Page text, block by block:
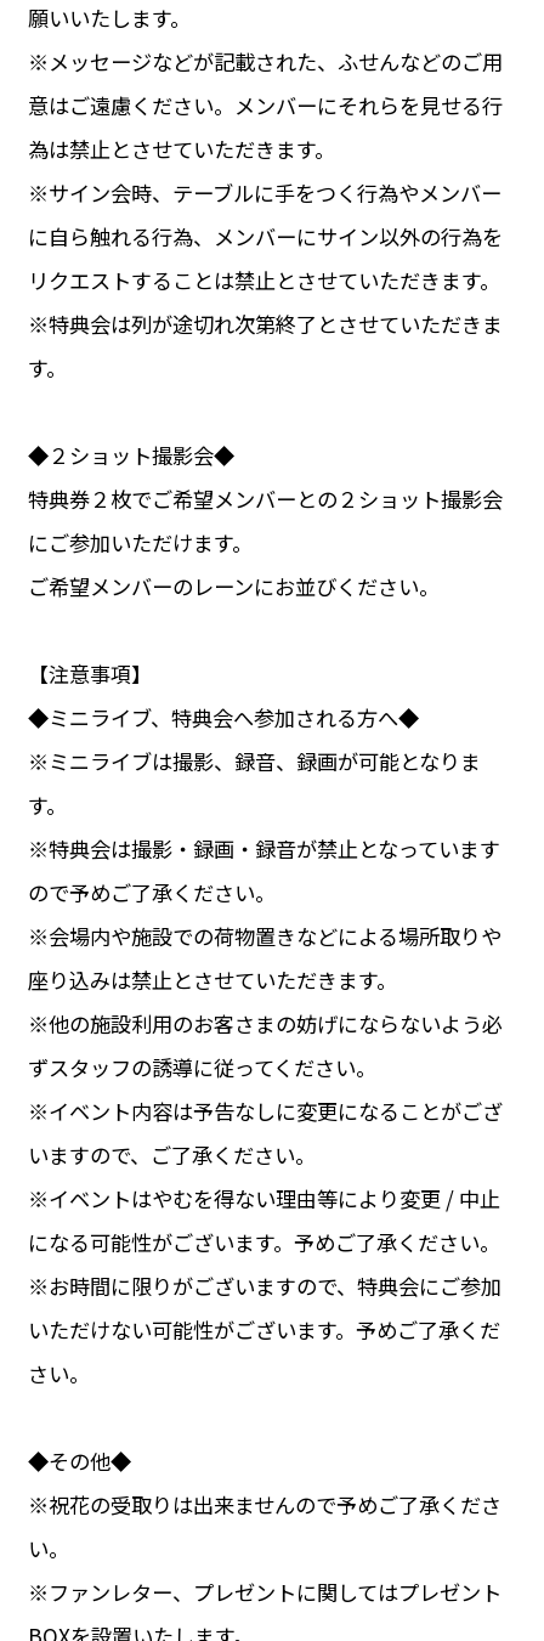
願いいたします。
※メッセージなどが記載された、ふせんなどのご用
意はご遠慮ください。メンバーにそれらを見せる行
為は禁止とさせていただきます。
※サイン会時、テーブルに手をつく行為やメンバー
に自ら触れる行為、メンバーにサイン以外の行為を
リクエストすることは禁止とさせていただきます。
※特典会は列が途切れ次第終了とさせていただきま
す。
◆２ショット撮影会◆
特典券２枚でご希望メンバーとの２ショット撮影会
にご参加いただけます。
ご希望メンバーのレーンにお並びください。
【注意事項】
◆ミニライブ、特典会へ参加される方へ◆
※ミニライブは撮影、録音、録画が可能となりま
す。
※特典会は撮影・録画・録音が禁止となっています
ので予めご了承ください。
※会場内や施設での荷物置きなどによる場所取りや
座り込みは禁止とさせていただきます。
※他の施設利用のお客さまの妨げにならないよう必
ずスタッフの誘導に従ってください。
※イベント内容は予告なしに変更になることがござ
いますので、ご了承ください。
※イベントはやむを得ない理由等により変更 / 中止
になる可能性がございます。予めご了承ください。
※お時間に限りがございますので、特典会にご参加
いただけない可能性がございます。予めご了承くだ
さい。
◆その他◆
※祝花の受取りは出来ませんので予めご了承くださ
い。
※ファンレター、プレゼントに関してはプレゼント